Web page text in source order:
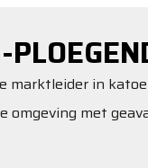
marktleider in
omgeving met